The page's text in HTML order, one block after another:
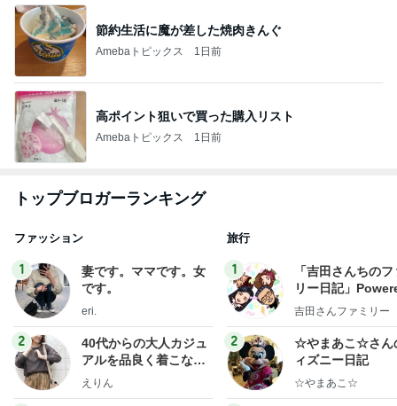
節約生活に魔が差した焼肉きんぐ
Amebaトピックス 1日前
高ポイント狙いで買った購入リスト
Amebaトピックス 1日前
トップブロガーランキング
ファッション
1
妻です。ママです。女
です。
eri.
2
40代からの大人カジュ
アルを品良く着こなす
ファッションブログ
えりん
旅行
1
「吉田さんちの
リー日記」
y Ameba 吉田さ
ログ
吉田さんファミリー
2
☆やまあこ☆さん
ィズニー日記
☆やまあこ☆